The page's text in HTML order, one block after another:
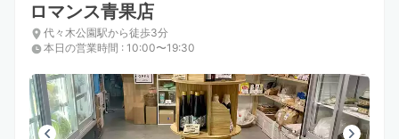
ロマンス青果店
代々木公園駅から徒歩3分
本日の営業時間 : 10:00〜19:30